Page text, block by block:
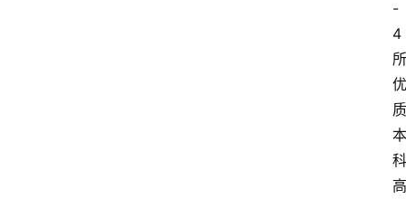
-
4
所
优
质
本
科
高